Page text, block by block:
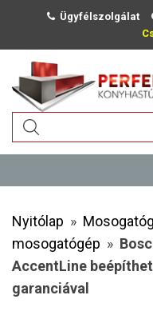
Ügyfélszolgálat
Nyitólap »
mosogatógép »
AccentLine
garanciával